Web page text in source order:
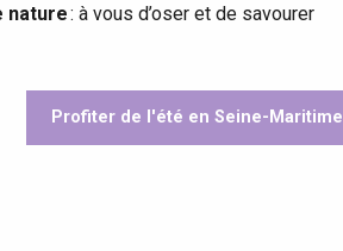
nature: à vous d’oser et de savourer
Profiter de l'été en Seine-Maritime